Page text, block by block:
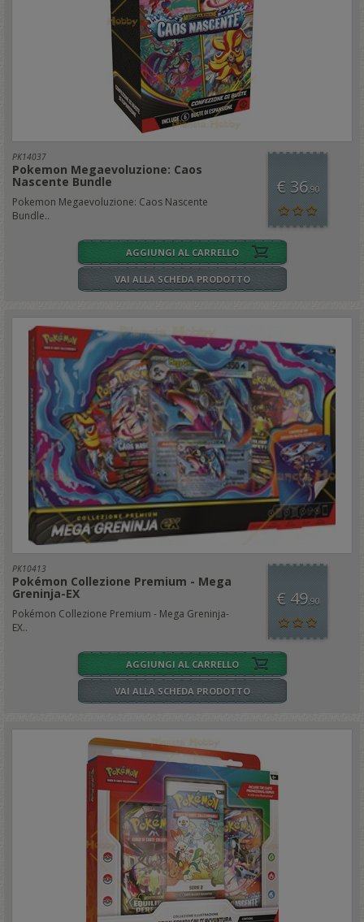
PK14037
Pokemon Megaevoluzione: Caos
Nascente Bundle
Pokemon Megaevoluzione: Caos Nascente
Bundle..
€ 36,90
AGGIUNGI AL CARRELLO
VAI ALLA SCHEDA PRODOTTO
PK10413
Pokémon Collezione Premium - Mega
Greninja-EX
Pokémon Collezione Premium - Mega Greninja-
EX..
€ 49,90
AGGIUNGI AL CARRELLO
VAI ALLA SCHEDA PRODOTTO